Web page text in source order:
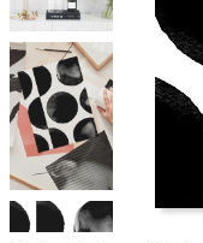
Item